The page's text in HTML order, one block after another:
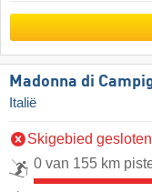
Madonna di
Italië
Skigebied gesloten
0 van 155 km